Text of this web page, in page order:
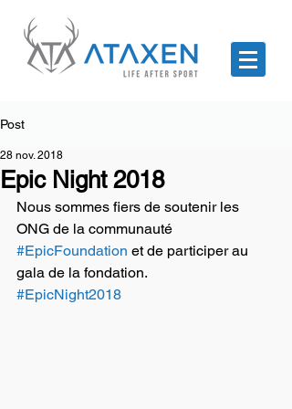
Post
Epic Night 2018
28 nov. 2018
Nous sommes fiers de soutenir les
ONG de la communauté
#EpicFoundation et de participer au
gala de la fondation.
#EpicNight2018